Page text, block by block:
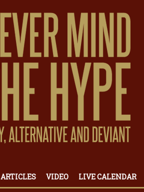
ARTICLES VIDEO LIVE CALENDAR